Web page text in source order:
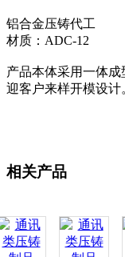
铝合金压铸代工
材质：ADC-12
产品本体采用一体
迎客户来样开模设计
相关产品